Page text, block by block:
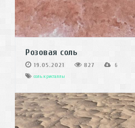
Розовая соль
19.05.2021 827 6
соль кристаллы